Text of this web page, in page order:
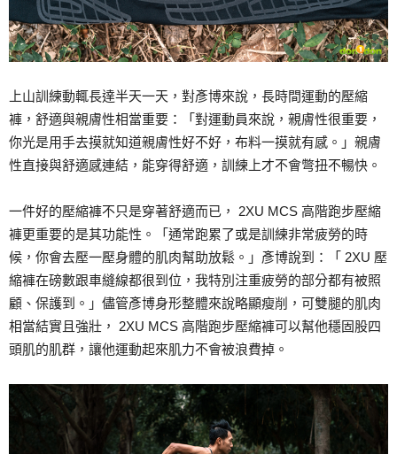
上山訓練動輒長達半天一天，對彥博來說，長時間運動的壓縮
褲，舒適與親膚性相當重要：「對運動員來說，親膚性很重要，
你光是用手去摸就知道親膚性好不好，布料一摸就有感。」親膚
性直接與舒適感連結，能穿得舒適，訓練上才不會彆扭不暢快。
一件好的壓縮褲不只是穿著舒適而已， 2XU MCS 高階跑步壓縮
褲更重要的是其功能性。「通常跑累了或是訓練非常疲勞的時
候，你會去壓一壓身體的肌肉幫助放鬆。」彥博說到：「 2XU 壓
縮褲在磅數跟車縫線都很到位，我特別注重疲勞的部分都有被照
顧、保護到。」儘管彥博身形整體來說略顯瘦削，可雙腿的肌肉
相當結實且強壯， 2XU MCS 高階跑步壓縮褲可以幫他穩固股四
頭肌的肌群，讓他運動起來肌力不會被浪費掉。